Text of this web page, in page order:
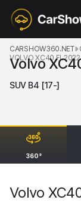
360°
CARSHOW360.NET
VOLVO XC40 FL2022
Volvo
SUV B4 [17-]
Volvo